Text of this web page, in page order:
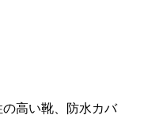
高い靴、防水カバ